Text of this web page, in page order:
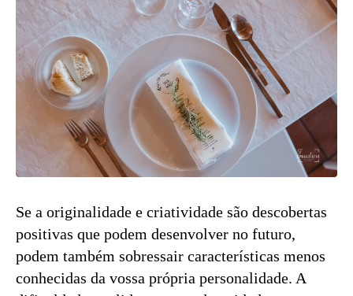
Se a originalidade e criatividade são descobertas
positivas que podem desenvolver no futuro,
podem também sobressair características menos
conhecidas da vossa própria personalidade. A